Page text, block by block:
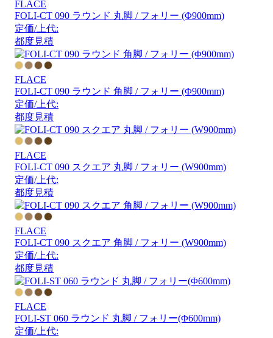
FLACE
FOLI-CT 090 ラウンド 丸脚 / フォリー (Φ900mm)
定価/上代:
都度見積
FLACE
FOLI-CT 090 ラウンド 角脚 / フォリー (Φ900mm)
定価/上代:
都度見積
FLACE
FOLI-CT 090 スクエア 丸脚 / フォリー (W900mm)
定価/上代:
都度見積
FLACE
FOLI-CT 090 スクエア 角脚 / フォリー (W900mm)
定価/上代:
都度見積
FLACE
FOLI-ST 060 ラウンド 丸脚 / フォリー(Φ600mm)
定価/上代: